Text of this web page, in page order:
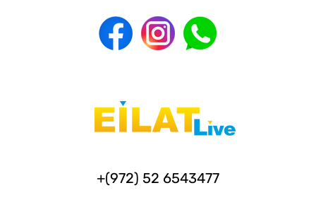
+(972) 52 6543477